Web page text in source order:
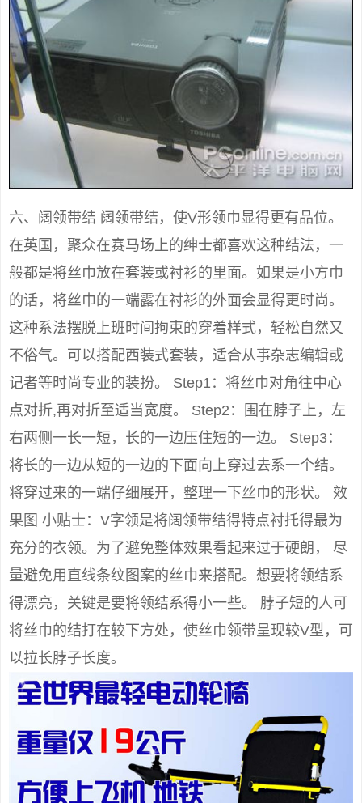
六、阔领带结 阔领带结，使V形领巾显得更有品位。
在英国，聚众在赛马场上的绅士都喜欢这种结法，一
般都是将丝巾放在套装或衬衫的里面。如果是小方巾
的话，将丝巾的一端露在衬衫的外面会显得更时尚。
这种系法摆脱上班时间拘束的穿着样式，轻松自然又
不俗气。可以搭配西装式套装，适合从事杂志编辑或
记者等时尚专业的装扮。 Step1：将丝巾对角往中心
点对折,再对折至适当宽度。 Step2：围在脖子上，左
右两侧一长一短，长的一边压住短的一边。 Step3：
将长的一边从短的一边的下面向上穿过去系一个结。
将穿过来的一端仔细展开，整理一下丝巾的形状。 效
果图 小贴士：V字领是将阔领带结得特点衬托得最为
充分的衣领。为了避免整体效果看起来过于硬朗， 尽
量避免用直线条纹图案的丝巾来搭配。想要将领结系
得漂亮，关键是要将领结系得小一些。 脖子短的人可
将丝巾的结打在较下方处，使丝巾领带呈现较V型，可
以拉长脖子长度。